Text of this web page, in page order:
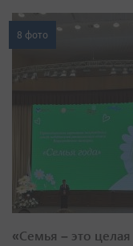
8 фото
«Семья – это